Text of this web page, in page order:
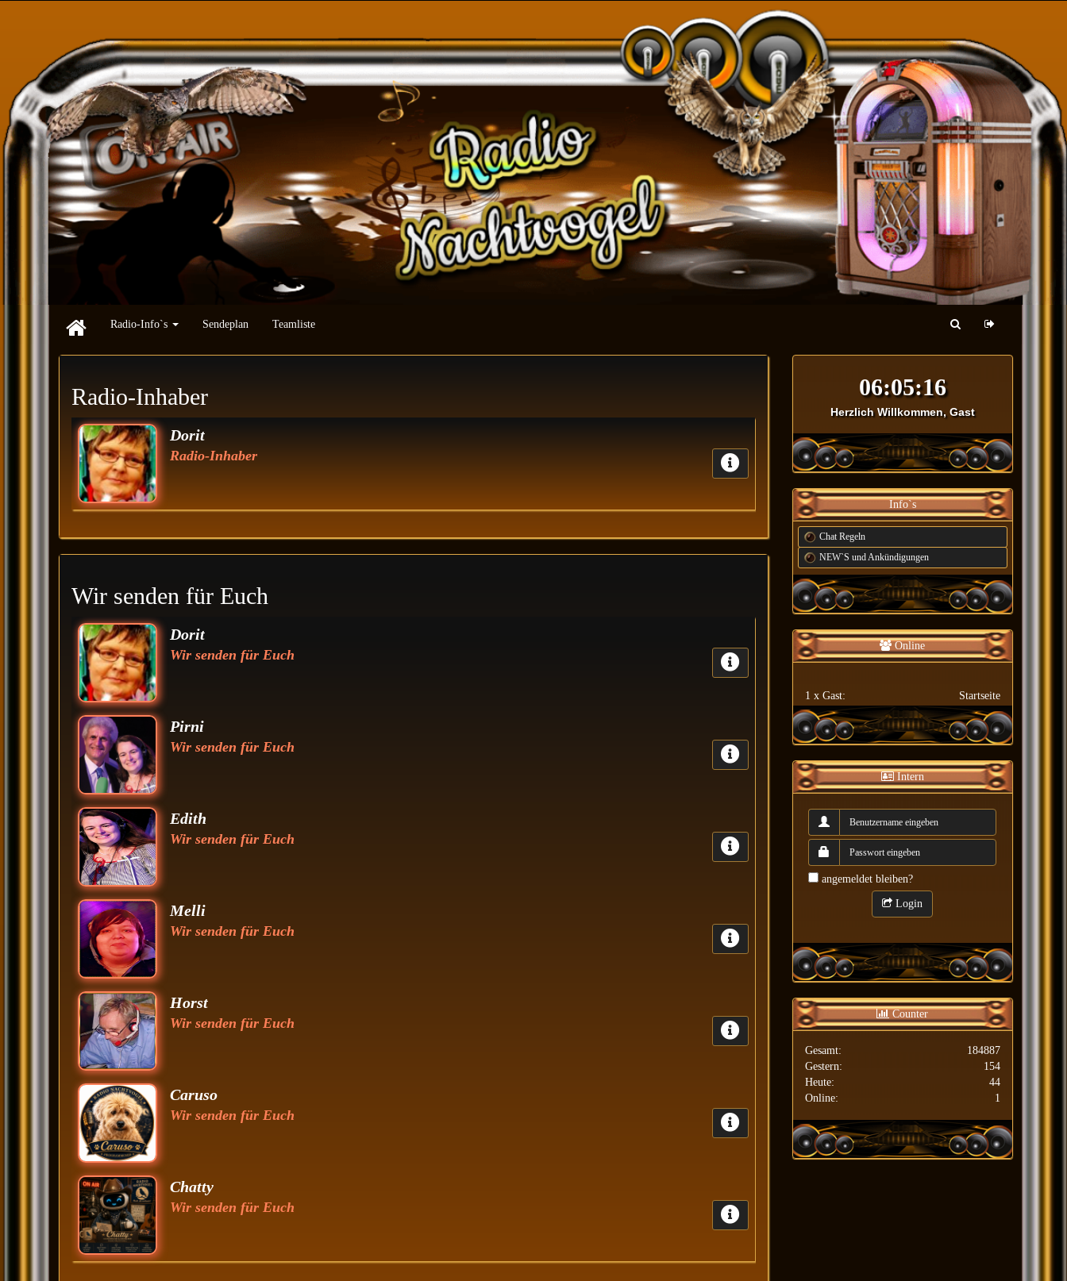
Radio-Info`s Sendeplan Teamliste
Radio-Inhaber
Dorit
Radio-Inhaber
Wir senden für Euch
Dorit
Wir senden für Euch
Pirni
Wir senden für Euch
Edith
Wir senden für Euch
Melli
Wir senden für Euch
Horst
Wir senden für Euch
Caruso
Wir senden für Euch
Chatty
Wir senden für Euch
Herzlich Willkommen, Gast
Info`s
Chat Regeln
NEW`S und Ankündigungen
Online
1 x Gast: Startseite
Intern
angemeldet bleiben?
Login
Counter
Gesamt:
184887
Gestern:
154
Heute:
44
Online:
1